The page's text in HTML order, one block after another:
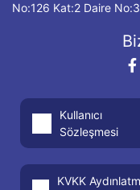
No:126 Kat:2 Daire
Kullanıcı
Sözleşmesi
KVKK